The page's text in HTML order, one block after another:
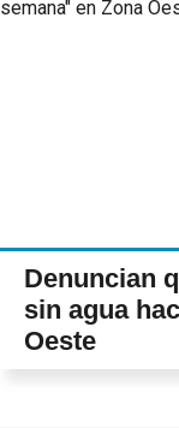
Denuncian
sin agua
Oeste